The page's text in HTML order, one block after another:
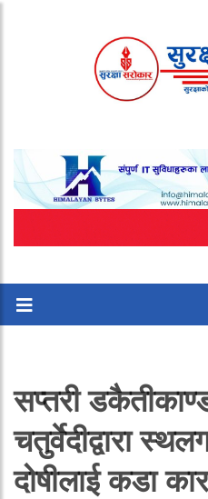
सप्तरी
चतुर्वेदीद्वारा
दोषीलाई कडा